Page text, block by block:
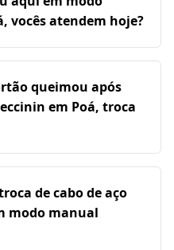
vocês atendem hoje?
queimou após
em Poá, troca
de cabo de aço
modo manual